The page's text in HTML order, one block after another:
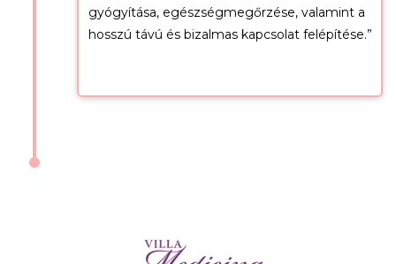
gyógyítása, egészségmegőrzése, valamint a
hosszú távú és bizalmas kapcsolat felépítése.”